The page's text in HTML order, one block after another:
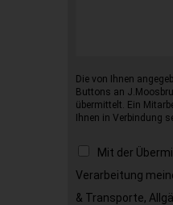
Die von Ihnen
Buttons an
übermittelt. Ein
Ihnen in Verbindung
Mit der
Verarbeitung
& Transporte,